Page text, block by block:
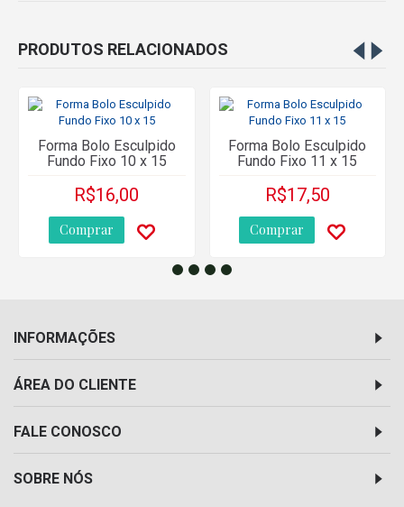
PRODUTOS RELACIONADOS
Forma Bolo Esculpido
Fundo Fixo 10 x 15
R$16,00
Comprar
Forma Bolo Esculpido
Fundo Fixo 11 x 15
R$17,50
Comprar
INFORMAÇÕES
ÁREA DO CLIENTE
FALE CONOSCO
SOBRE NÓS